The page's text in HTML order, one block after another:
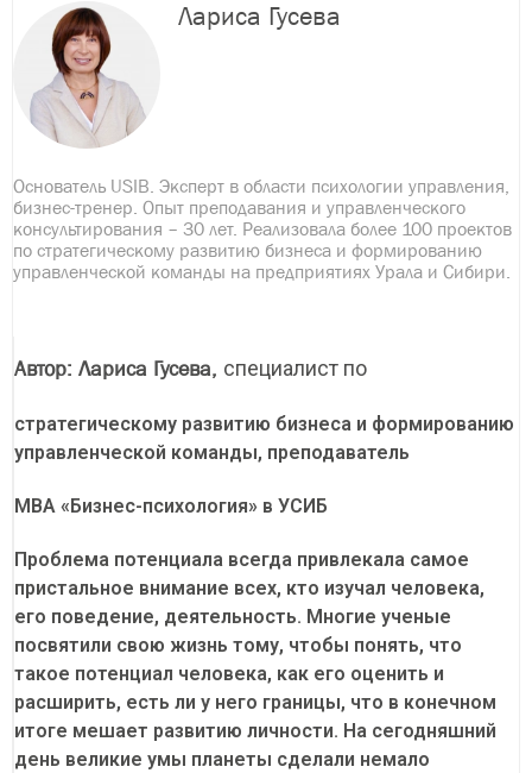
Лариса Гусева
Основатель USIB. Эксперт в области психологии управления,
бизнес-тренер. Опыт преподавания и управленческого
консультирования – 30 лет. Реализовала более 100 проектов
по стратегическому развитию бизнеса и формированию
управленческой команды на предприятиях Урала и Сибири.
Автор: Лариса Гусева, специалист по
стратегическому развитию бизнеса и формированию
управленческой команды, преподаватель
MBA «Бизнес-психология» в УСИБ
Проблема потенциала всегда привлекала самое
пристальное внимание всех, кто изучал человека,
его поведение, деятельность. Многие ученые
посвятили свою жизнь тому, чтобы понять, что
такое потенциал человека, как его оценить и
расширить, есть ли у него границы, что в конечном
итоге мешает развитию личности. На сегодняшний
день великие умы планеты сделали немало